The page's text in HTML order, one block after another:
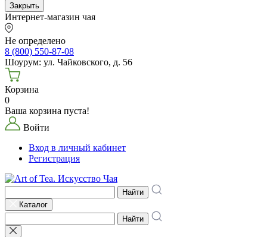
Закрыть
Интернет-магазин чая
Не определено
8 (800) 550-87-08
Шоурум: ул. Чайковского, д. 56
Корзина
0
Ваша корзина пуста!
Войти
Вход в личный кабинет
Регистрация
Найти
Каталог
Найти